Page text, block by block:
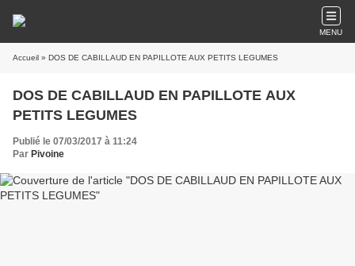
MENU
Accueil » DOS DE CABILLAUD EN PAPILLOTE AUX PETITS LEGUMES
DOS DE CABILLAUD EN PAPILLOTE AUX
PETITS LEGUMES
Publié le 07/03/2017 à 11:24
Par Pivoine